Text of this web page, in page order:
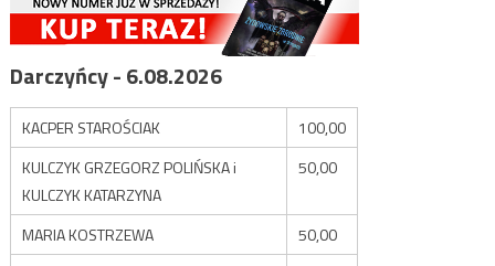
Darczyńcy - 6.08.2026
KACPER STAROŚCIAK
100,00
KULCZYK GRZEGORZ POLIŃSKA i
KULCZYK KATARZYNA
50,00
MARIA KOSTRZEWA
50,00